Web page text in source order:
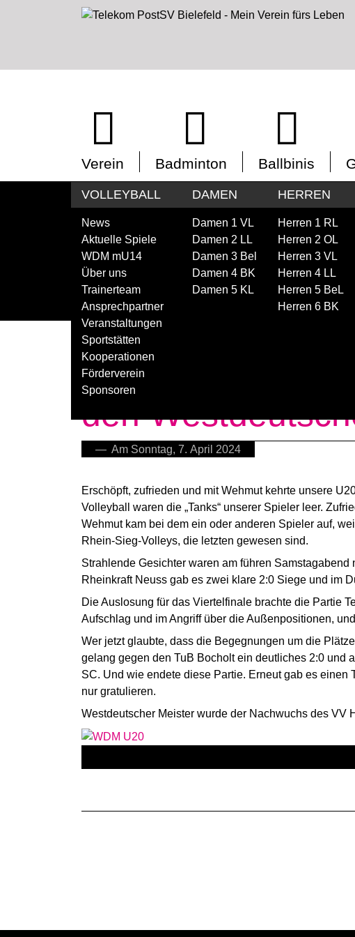
Verein Badminton Ballbinis
VOLLEYBALL
News
Aktuelle Spiele
WDM mU14
Über uns
Trainerteam
Ansprechpartner
Veranstaltungen
Sportstätten
Kooperationen
Förderverein
Sponsoren
DAMEN
Damen 1 VL
Damen 2 LL
Damen 3 Bel
Damen 4 BK
Damen 5 KL
HERREN
Herren 1 RL
Herren 2 OL
Herren 3 VL
Herren 4 LL
Herren 5 BeL
Herren 6 BK
U20 männlich
den
— Am Sonntag, 7. April 2024
Erschöpft, zufrieden und mit Wehmut kehrte unsere
Volleyball waren die „Tanks“ unserer Spieler leer.
Wehmut kam bei dem ein oder anderen Spieler auf,
Rhein-Sieg-Volleys, die letzten gewesen sind.
Strahlende Gesichter waren am führen
Rheinkraft Neuss gab es zwei klare 2:0 Siege und im
Die Auslosung für das Viertelfinale brachte die Partie
Aufschlag und im Angriff über die Außenpositionen,
Wer jetzt glaubte, dass die Begegnungen um die
gelang gegen den TuB Bocholt ein deutliches 2:0 und
SC. Und wie endete diese Partie. Erneut gab es
nur gratulieren.
Westdeutscher Meister wurde der Nachwuchs des VV